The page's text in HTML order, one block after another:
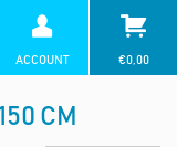
ACCOUNT €0,00
CM